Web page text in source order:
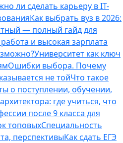
ли сделать карьеру в IT-
Как выбрать вуз в 2026:
— полный гайд для
и высокая зарплата
Университет как ключ
Ошибки выбора. Почему
не тойЧто такое
о поступлении, обучении,
где учиться, что
после 9 класса для
топовыхСпециальность
перспективыКак сдать ЕГЭ